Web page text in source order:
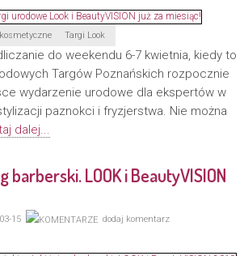
Targi Look
do weekendu 6-7 kwietnia, kiedy to
Targów Poznańskich rozpocznie
wydarzenie urodowe dla ekspertów w
paznokci i fryzjerstwa. Nie można
dalej...
barberski. LOOK i BeautyVISION
15 dodaj komentarz